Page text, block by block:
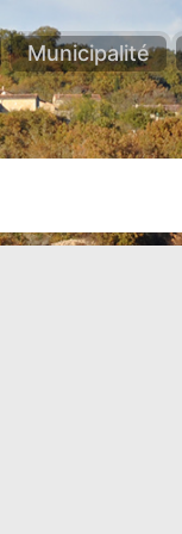
Municipalité